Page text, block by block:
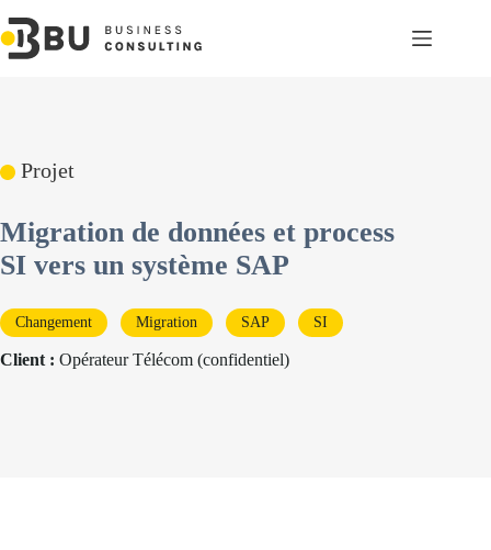
au
contenu
Projet
Migration de données et process
SI vers un système SAP
Changement Migration SAP SI
Client : Opérateur Télécom (confidentiel)